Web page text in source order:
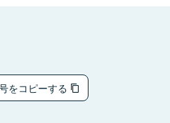
をコピーする